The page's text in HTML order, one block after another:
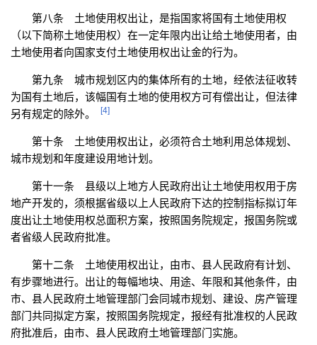
第八条 土地使用权出让，是指国家将国有土地使用权
（以下简称土地使用权）在一定年限内出让给土地使用者，由
土地使用者向国家支付土地使用权出让金的行为。
第九条 城市规划区内的集体所有的土地，经依法征收转
为国有土地后，该幅国有土地的使用权方可有偿出让，但法律
另有规定的除外。
[4]
第十条 土地使用权出让，必须符合土地利用总体规划、
城市规划和年度建设用地计划。
第十一条 县级以上地方人民政府出让土地使用权用于房
地产开发的，须根据省级以上人民政府下达的控制指标拟订年
度出让土地使用权总面积方案，按照国务院规定，报国务院或
者省级人民政府批准。
第十二条 土地使用权出让，由市、县人民政府有计划、
有步骤地进行。出让的每幅地块、用途、年限和其他条件，由
市、县人民政府土地管理部门会同城市规划、建设、房产管理
部门共同拟定方案，按照国务院规定，报经有批准权的人民政
府批准后，由市、县人民政府土地管理部门实施。